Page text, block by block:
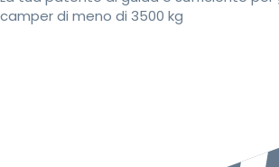
camper di meno di 3500 kg